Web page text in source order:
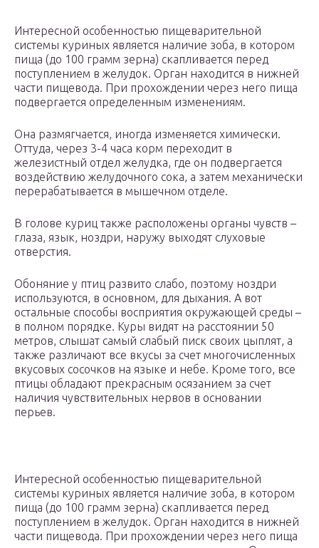
Интересной особенностью пищеварительной
системы куриных является наличие зоба, в котором
пища (до 100 грамм зерна) скапливается перед
поступлением в желудок. Орган находится в нижней
части пищевода. При прохождении через него пища
подвергается определенным изменениям.
Она размягчается, иногда изменяется химически.
Оттуда, через 3-4 часа корм переходит в
железистный отдел желудка, где он подвергается
воздействию желудочного сока, а затем механически
перерабатывается в мышечном отделе.
В голове куриц также расположены органы чувств –
глаза, язык, ноздри, наружу выходят слуховые
отверстия.
Обоняние у птиц развито слабо, поэтому ноздри
используются, в основном, для дыхания. А вот
остальные способы восприятия окружающей среды –
в полном порядке. Куры видят на расстоянии 50
метров, слышат самый слабый писк своих цыплят, а
также различают все вкусы за счет многочисленных
вкусовых сосочков на языке и небе. Кроме того, все
птицы обладают прекрасным осязанием за счет
наличия чувствительных нервов в основании
перьев.
Интересной особенностью пищеварительной
системы куриных является наличие зоба, в котором
пища (до 100 грамм зерна) скапливается перед
поступлением в желудок. Орган находится в нижней
части пищевода. При прохождении через него пища